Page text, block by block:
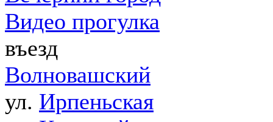
Видео прогулка
въезд
Волновашский
ул. Ирпеньская